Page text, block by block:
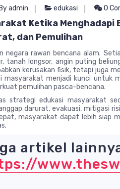
By admin edukasi 0
Ketika Menghadapi
dan Pemulihan
negara rawan bencana alam.
tanah longsor, angin puting
kerusakan fisik, tetapi juga
masyarakat menjadi kunci untuk
pemulihan pasca-bencana.
strategi edukasi masyarakat
darurat, evakuasi, mitigasi
masyarakat dapat lebih siap
artikel